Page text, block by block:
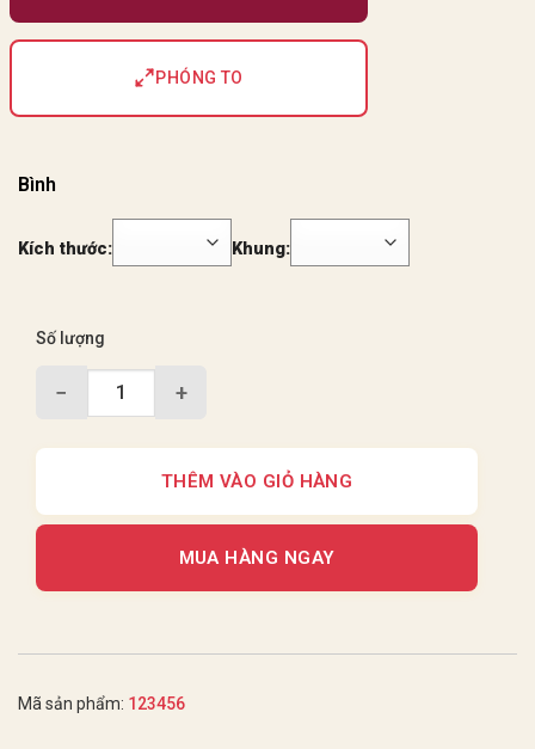
PHÓNG TO
Bình
Kích thước: Khung:
Số lượng
− +
THÊM VÀO GIỎ HÀNG
MUA HÀNG NGAY
Mã sản phẩm: 123456